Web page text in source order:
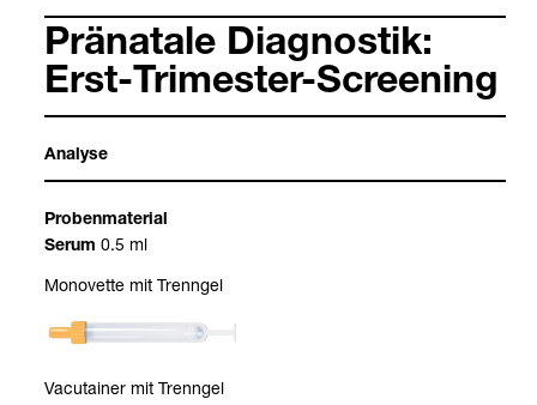
Prä­na­tale Dia­gnos­tik:
Erst-​Tri­mes­ter-​Scree­ning
Ana­lyse
Pro­ben­ma­te­rial
Serum 0.5 ml
Mono­vette mit Trenn­gel
Vacu­tai­ner mit Trenn­gel